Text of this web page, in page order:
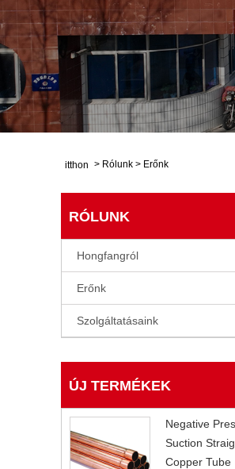
itthon > Rólunk > Erőnk
RÓLUNK
Hongfangról
Erőnk
Szolgáltatásaink
ÚJ TERMÉKEK
Negative
Suction
Copper Tube